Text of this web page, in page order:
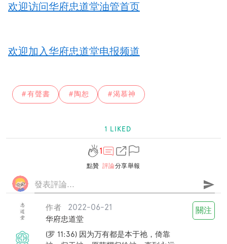
欢迎访问华府忠道堂油管首页
欢迎加入华府忠道堂电报频道
#有聲書 #陶恕 #渴慕神
1 LIKED
1
點贊 評論分享舉報
send
作者 2022-06-21
华府忠道堂
關注
(罗 11:36) 因为万有都是本于祂，倚靠